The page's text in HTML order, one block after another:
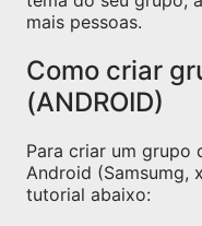
mais pessoas.
Como criar
(ANDROID)
Para criar um grupo
Android (Samsumg,
tutorial abaixo: